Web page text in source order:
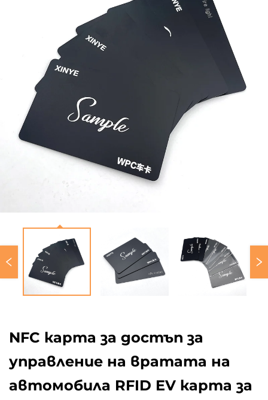
NFC карта за достъп за
управление на вратата на
автомобила RFID EV карта за